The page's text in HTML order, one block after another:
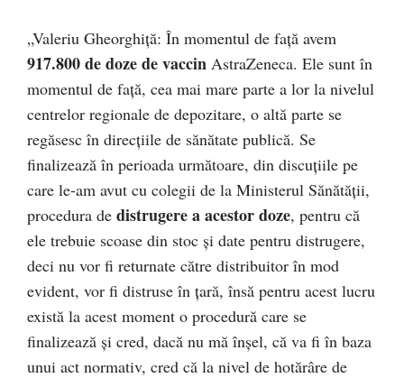
„Valeriu Gheorghiță: În momentul de față avem
917.800 de doze de vaccin AstraZeneca. Ele sunt în
momentul de față, cea mai mare parte a lor la nivelul
centrelor regionale de depozitare, o altă parte se
regăsesc în direcțiile de sănătate publică. Se
finalizează în perioada următoare, din discuțiile pe
care le-am avut cu colegii de la Ministerul Sănătății,
procedura de distrugere a acestor doze, pentru că
ele trebuie scoase din stoc și date pentru distrugere,
deci nu vor fi returnate către distribuitor în mod
evident, vor fi distruse în țară, însă pentru acest lucru
există la acest moment o procedură care se
finalizează și cred, dacă nu mă înșel, că va fi în baza
unui act normativ, cred că la nivel de hotărâre de